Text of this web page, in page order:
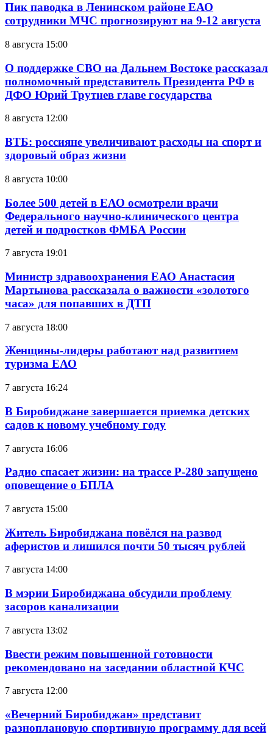
Пик паводка в Ленинском районе ЕАО
сотрудники МЧС прогнозируют на 9-12 августа
8 августа 15:00
О поддержке СВО на Дальнем Востоке рассказал
полномочный представитель Президента РФ в
ДФО Юрий Трутнев главе государства
8 августа 12:00
ВТБ: россияне увеличивают расходы на спорт и
здоровый образ жизни
8 августа 10:00
Более 500 детей в ЕАО осмотрели врачи
Федерального научно-клинического центра
детей и подростков ФМБА России
7 августа 19:01
Министр здравоохранения ЕАО Анастасия
Мартынова рассказала о важности «золотого
часа» для попавших в ДТП
7 августа 18:00
Женщины-лидеры работают над развитием
туризма ЕАО
7 августа 16:24
В Биробиджане завершается приемка детских
садов к новому учебному году
7 августа 16:06
Радио спасает жизни: на трассе Р-280 запущено
оповещение о БПЛА
7 августа 15:00
Житель Биробиджана повёлся на развод
аферистов и лишился почти 50 тысяч рублей
7 августа 14:00
В мэрии Биробиджана обсудили проблему
засоров канализации
7 августа 13:02
Ввести режим повышенной готовности
рекомендовано на заседании областной КЧС
7 августа 12:00
«Вечерний Биробиджан» представит
разноплановую спортивную программу для всей